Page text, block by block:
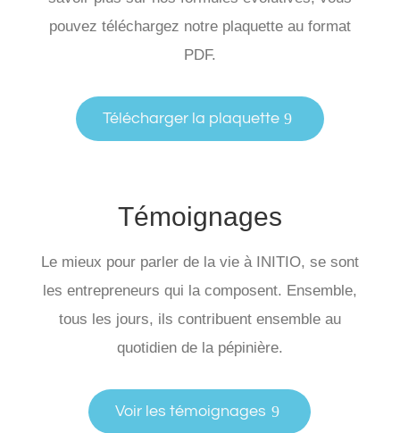
pouvez téléchargez notre plaquette au format
PDF.
Télécharger la plaquette
Témoignages
Le mieux pour parler de la vie à INITIO, se sont
les entrepreneurs qui la composent. Ensemble,
tous les jours, ils contribuent ensemble au
quotidien de la pépinière.
Voir les témoignages